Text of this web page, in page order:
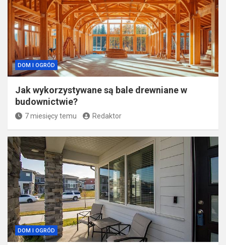
Polecane
DOM I OGRÓD
Jak wykorzystywane są bale drewniane w
budownictwie?
7 miesięcy temu Redaktor